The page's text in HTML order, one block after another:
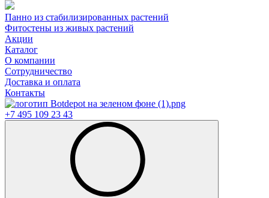
Панно из стабилизированных растений
Фитостены из живых растений
Акции
Каталог
О компании
Сотрудничество
Доставка и оплата
Контакты
+7 495 109 23 43